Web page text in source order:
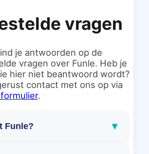
vragen
je antwoorden op de
vragen over Funle. Heb je
hier niet beantwoord wordt?
contact met ons op via
.
Funle? ▾